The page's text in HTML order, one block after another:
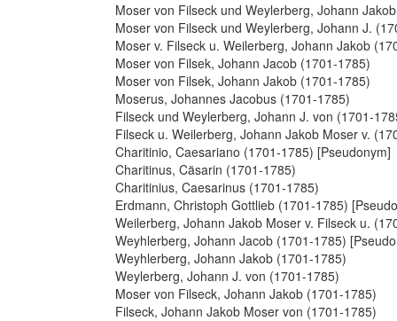
Moser von Filseck und Weylerberg, Johann
Moser von Filseck und Weylerberg, Johann J.
Moser v. Filseck u. Weilerberg, Johann Jakob
Moser von Filsek, Johann Jacob (1701-1785)
Moser von Filsek, Johann Jakob (1701-1785)
Moserus, Johannes Jacobus (1701-1785)
Filseck und Weylerberg, Johann J. von (1701-
Filseck u. Weilerberg, Johann Jakob Moser v.
Charitinio, Caesariano (1701-1785) [Pseudonym]
Charitinus, Cäsarin (1701-1785)
Charitinius, Caesarinus (1701-1785)
Erdmann, Christoph Gottlieb (1701-1785)
Weilerberg, Johann Jakob Moser v. Filseck u.
Weyhlerberg, Johann Jacob (1701-1785)
Weyhlerberg, Johann Jakob (1701-1785)
Weylerberg, Johann J. von (1701-1785)
Moser von Filseck, Johann Jakob (1701-1785)
Filseck, Johann Jakob Moser von (1701-1785)